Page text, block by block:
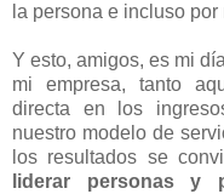
la persona e incluso por
Y esto, amigos, es mi
mi empresa, tanto
directa en los
nuestro modelo de
los resultados se
liderar personas y